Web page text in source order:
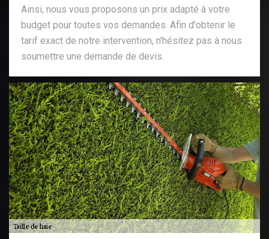
Ainsi, nous vous proposons un prix adapté à votre
budget pour toutes vos demandes. Afin d'obtenir le
tarif exact de notre intervention, n'hésitez pas à nous
soumettre une demande de devis.